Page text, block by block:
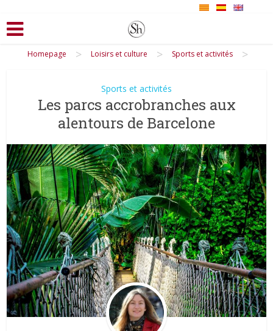
Homepage > Loisirs et culture > Sports et activités >
Sports et activités
Les parcs accrobranches aux
alentours de Barcelone